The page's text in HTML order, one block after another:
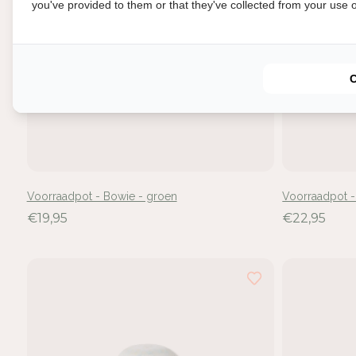
Voorraadpot - Bowie - groen
€19,95
Voorraadpot
€22,95
you've provided to them or that they've collected from your use